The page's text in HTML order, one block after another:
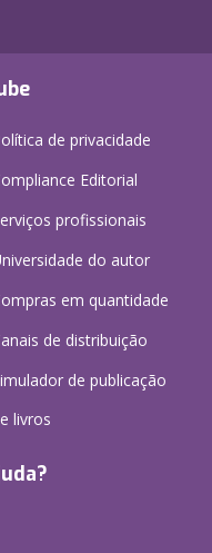
de privacidade
Editorial
profissionais
do autor
em quantidade
de distribuição
de publicação
livros